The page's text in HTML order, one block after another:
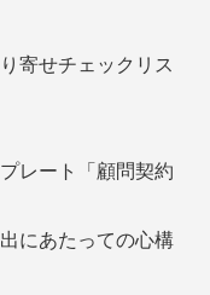
寄せチェックリス
レート「顧問契約
にあたっての心構